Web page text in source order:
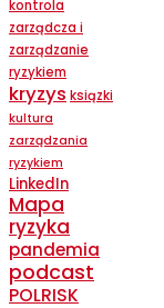
kontrola
zarządcza i
zarządzanie
ryzykiem
kryzys ksiązki
kultura
zarządzania
ryzykiem
LinkedIn
Mapa
ryzyka
pandemia
podcast
POLRISK